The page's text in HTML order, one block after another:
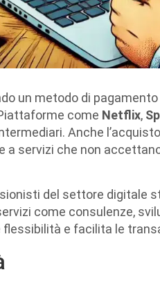
un metodo di pagamento
come Netflix,
Anche
a servizi che non
del settore digitale
come consulenze,
e facilita le